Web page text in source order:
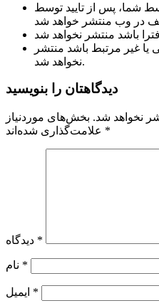
شما، پس از تایید توسط
یا غیر مرتبط باشد منتشر
نخواهد شد.
دیدگاهتان را بنویسید
نخواهد شد. بخش‌های موردنیاز
*
*
*
*